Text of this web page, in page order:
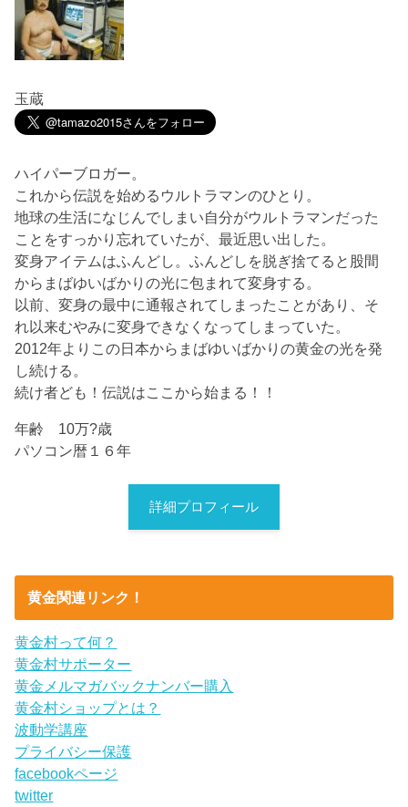
玉蔵
ハイパーブロガー。
これから伝説を始めるウルトラマンのひとり。
地球の生活になじんでしまい自分がウルトラマンだった
ことをすっかり忘れていたが、最近思い出した。
変身アイテムはふんどし。ふんどしを脱ぎ捨てると股間
からまばゆいばかりの光に包まれて変身する。
以前、変身の最中に通報されてしまったことがあり、そ
れ以来むやみに変身できなくなってしまっていた。
2012年よりこの日本からまばゆいばかりの黄金の光を発
し続ける。
続け者ども！伝説はここから始まる！！
年齢 10万?歳
パソコン暦１６年
詳細プロフィール
黄金関連リンク！
黄金村って何？
黄金村サポーター
黄金メルマガバックナンバー購入
黄金村ショップとは？
波動学講座
プライバシー保護
facebookページ
twitter